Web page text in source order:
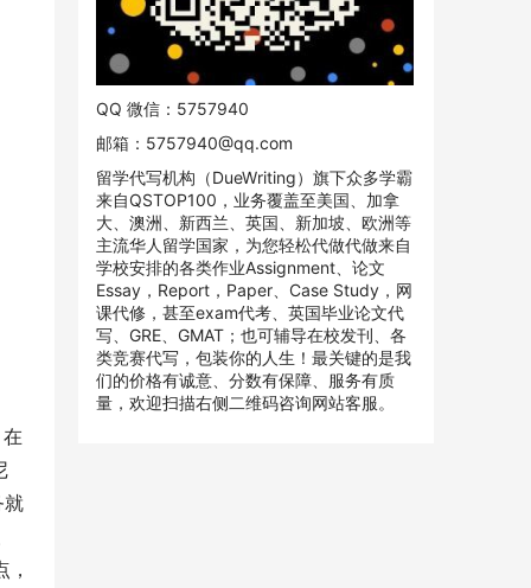
就
QQ 微信：5757940
邮箱： 5757940@qq.com
留学代写机构（DueWriting）旗下众多学霸
来自QSTOP100，业务覆盖至美国、加拿
大、澳洲、新西兰、英国、新加坡、欧洲等
主流华人留学国家，为您轻松代做代做来自
学校安排的各类作业Assignment、论文
Essay，Report，Paper、Case Study，网
课代修，甚至exam代考、英国毕业论文代
写、GRE、GMAT；也可辅导在校发刊、各
类竞赛代写，包装你的人生！最关键的是我
们的价格有诚意、分数有保障、服务有质
量，欢迎扫描右侧二维码咨询网站客服。